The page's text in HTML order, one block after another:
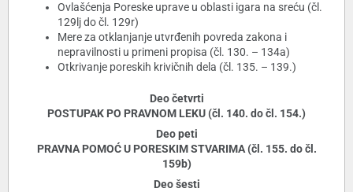
Ovlašćenja Poreske uprave u oblasti igara na sreću (čl.
129lj do čl. 129r)
Mere za otklanjanje utvrđenih povreda zakona i
nepravilnosti u primeni propisa (čl. 130. – 134a)
Otkrivanje poreskih krivičnih dela (čl. 135. – 139.)
Deo četvrti
POSTUPAK PO PRAVNOM LEKU (čl. 140. do čl. 154.)
Deo peti
PRAVNA POMOĆ U PORESKIM STVARIMA (čl. 155. do čl.
159b)
Deo šesti